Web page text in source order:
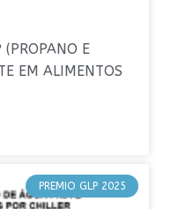
(PROPANO E
EM ALIMENTOS
PREMIO GLP 2025